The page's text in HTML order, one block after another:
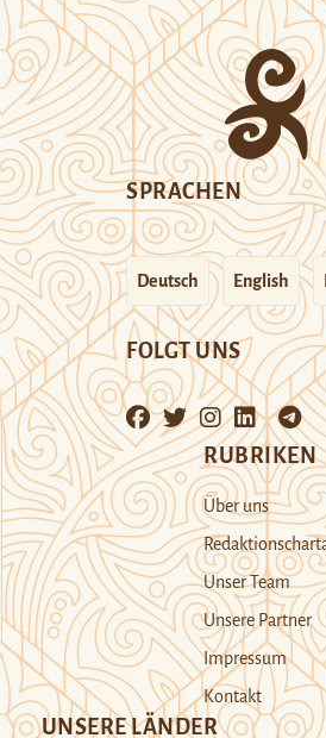
SPRACHEN
Deutsch English
FOLGT UNS
RUBRIKEN
Über uns
Unser Team
Unsere Partner
Impressum
Kontakt
UNSERE LÄNDER